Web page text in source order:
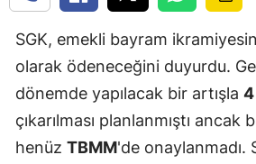
SGK, emekli bayram
olarak ödeneceğini duyurdu.
dönemde yapılacak bir artışla
çıkarılması planlanmıştı ancak
henüz TBMM'de onaylanmadı.